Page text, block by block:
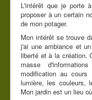
Vous êtes ici :
Légumes du jardin
L'intérêt que je porte
proposer à un certain
de mon potager.
Mon intérêt se trouve
j'ai une ambiance et
liberté et à la création.
masse
modification au
lumière, les couleurs,
Mon jardin est un lieu